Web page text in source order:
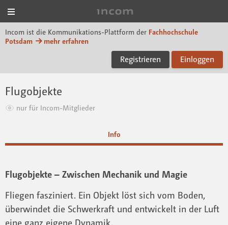
Incom ist die Kommunikations-Plattform der Fachhochschule
Potsdam
mehr erfahren
Registrieren Einloggen
Flugobjekte
nur für Incom-Mitglieder
Info
Flugobjekte – Zwischen Mechanik und Magie
Fliegen fasziniert. Ein Objekt löst sich vom Boden,
überwindet die Schwerkraft und entwickelt in der Luft
eine ganz eigene Dynamik.